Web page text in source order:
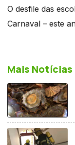
O desfile das
Carnaval – este
Mais Notícias